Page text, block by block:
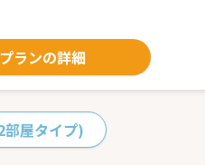
プランの詳細
部屋タイプ)